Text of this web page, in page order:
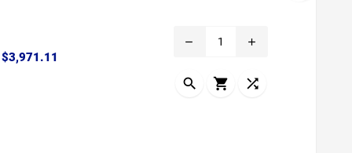
$3,971.11
remove add
  